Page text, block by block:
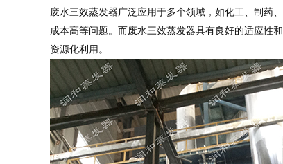
废水三效蒸发器广泛应用于多个领域，如化工、制药
成本高等问题。而废水三效蒸发器具有良好的适应性
资源化利用。